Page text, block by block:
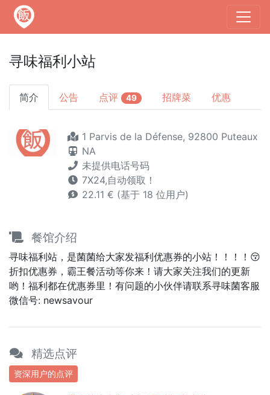
寻味福利小站
简介 公告 点评 49 招牌菜 优惠
1 Parvis de la Défense, 92800 Puteaux
NA
未提供电话号码
7X24,自动领取！
22.11 € (基于 18 位用户)
餐馆介绍
寻味福利站，是菌菌给大家发福利优惠券的小站！！！！😚
折扣优惠券，霸王餐活动等你来！请大家关注我们的更新
哟！福利都在优惠券里！有问题的小伙伴请联系寻味菌客服
微信号: newsavour
精选点评
资深用户的点评